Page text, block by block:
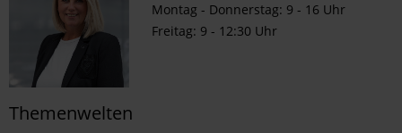
Montag - Donnerstag: 9 - 16 Uhr
Freitag: 9 - 12:30 Uhr
Themenwelten